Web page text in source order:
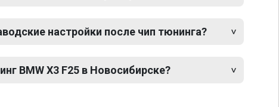
настройки после чип тюнинга?
BMW X3 F25 в Новосибирске?